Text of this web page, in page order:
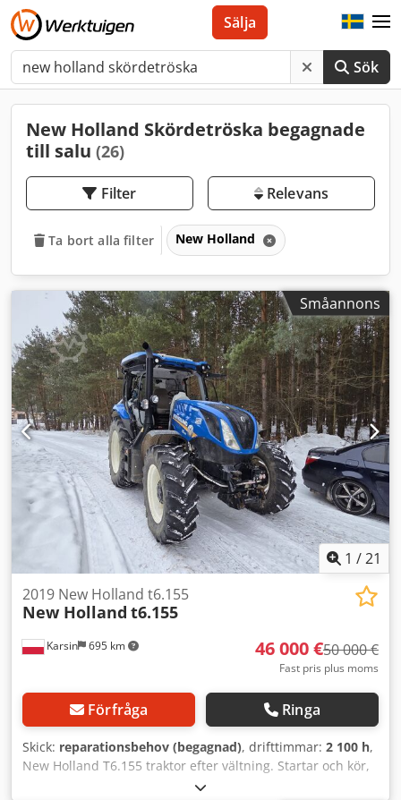
Sök
Sälja
New Holland Skördetröska begagnade
till salu (26)
Filter Relevans
Ta bort alla filter New Holland
Småannons
1 /21
Karsin 695 km
2019 New Holland t6.155
New Holland t6.155
46 000 €50 000 €
Fast pris plus moms
Förfråga Ringa
Skick: reparationsbehov (begagnad), drifttimmar: 2 100 h,
New Holland T6.155 traktor efter vältning. Startar och kör,
2100 timmar. Codpfsyl S S Uex Aatorf